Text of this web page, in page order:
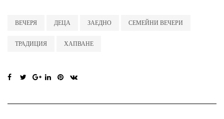
ВЕЧЕРЯ ДЕЦА ЗАЕДНО СЕМЕЙНИ ВЕЧЕРИ
ТРАДИЦИЯ ХАПВАНЕ